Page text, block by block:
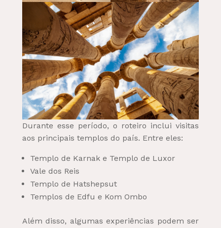
Durante esse período, o roteiro inclui visitas
aos principais templos do país. Entre eles:
Templo de Karnak e Templo de Luxor
Vale dos Reis
Templo de Hatshepsut
Templos de Edfu e Kom Ombo
Além disso, algumas experiências podem ser